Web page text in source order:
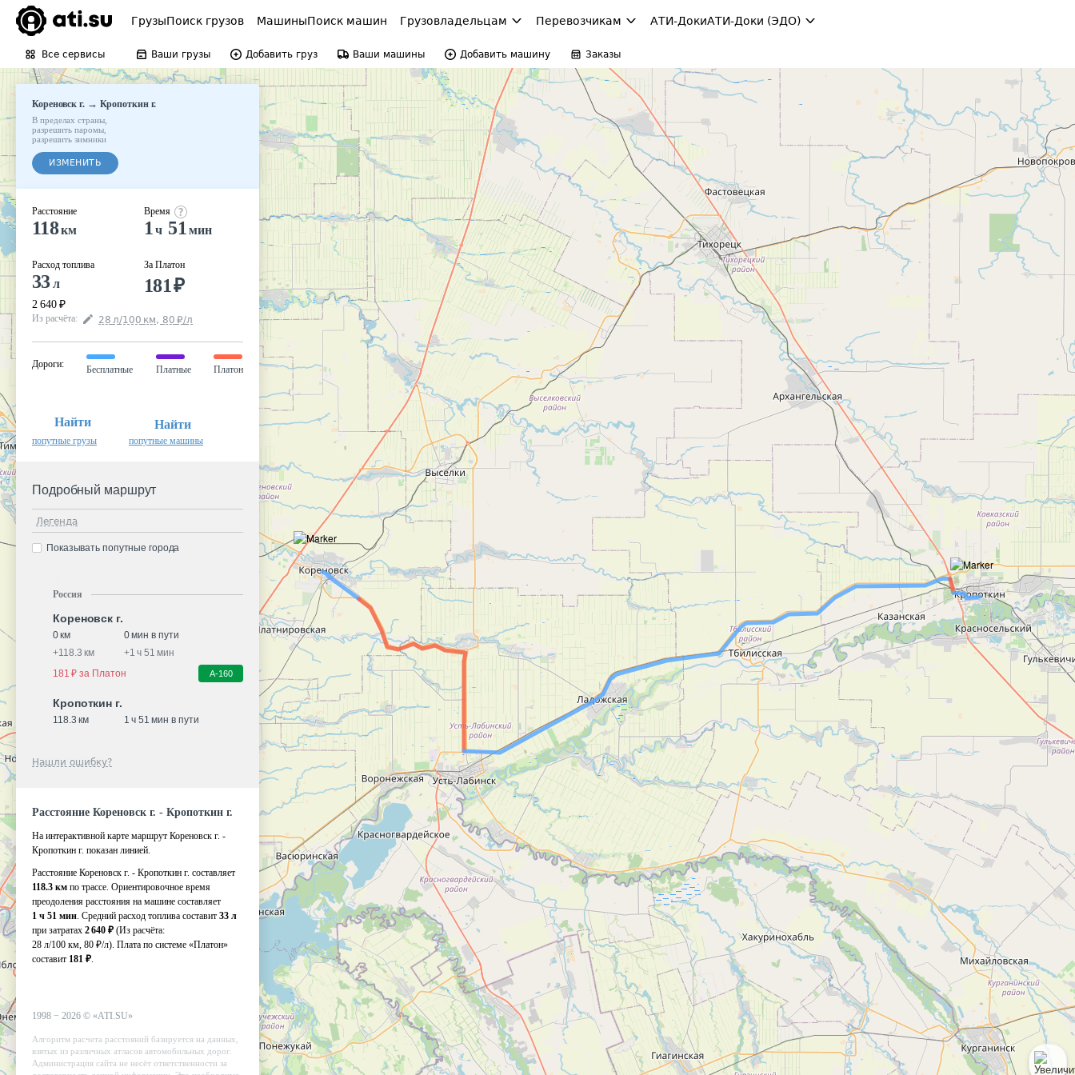
ГрузыПоиск грузов МашиныПоиск машин Грузовладельцам Перевозчикам АТИ-ДокиАТИ-Доки (ЭДО)
Все сервисы Ваши грузы Добавить груз Ваши машины Добавить машину Заказы
Кореновск г.→ Кропоткин г.
В пределах страны
разрешить паромы
разрешить зимники
ИЗМЕНИТЬ
Расстояние
118км
Расход топлива
33л
2 640 ₽
Время
1 ч 51 мин
За Платон
181₽
Из расчёта: 28 л/100 км, 80 ₽/л
Дороги:
Бесплатные Платные Платон
Найти
попутные грузы
Найти
попутные машины
Подробный маршрут
Легенда
Показывать попутные города
Россия
Кореновск г.
0 км
0 мин в пути
+118.3 км +1 ч 51 мин
181 ₽ за Платон
А-160
Кропоткин г.
118.3 км 1 ч 51 мин в пути
Нашли ошибку?
Расстояние Кореновск г. - Кропоткин г.
На интерактивной карте маршрут Кореновск г. -
Кропоткин г. показан линией.
Расстояние Кореновск г. - Кропоткин г. составляет
118.3 км по трассе. Ориентировочное время
преодоления расстояния на машине составляет
1 ч 51 мин. Средний расход топлива составит 33 л
при затратах 2 640 ₽ (Из расчёта:
28 л/100 км, 80 ₽/л). Плата по системе «Платон»
составит 181 ₽.
1998 − 2026 © «ATI.SU»
Алгоритм расчета расстояний базируется на данных,
взятых из различных атласов автомобильных дорог.
Администрация сайта не несёт ответственности за